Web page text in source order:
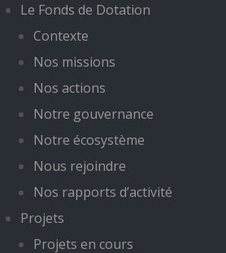
Le Fonds de Dotation
Contexte
Nos missions
Nos actions
Notre gouvernance
Notre écosystème
Nous rejoindre
Nos rapports d’activité
Projets
Projets en cours